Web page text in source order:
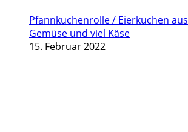
Pfannkuchenrolle / Eierkuchen
Gemüse und viel Käse
15. Februar 2022